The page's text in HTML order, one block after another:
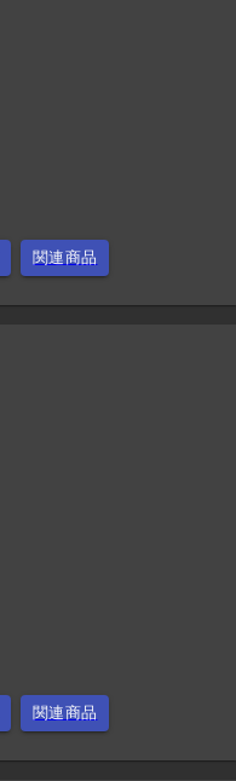
関連商品
関連商品